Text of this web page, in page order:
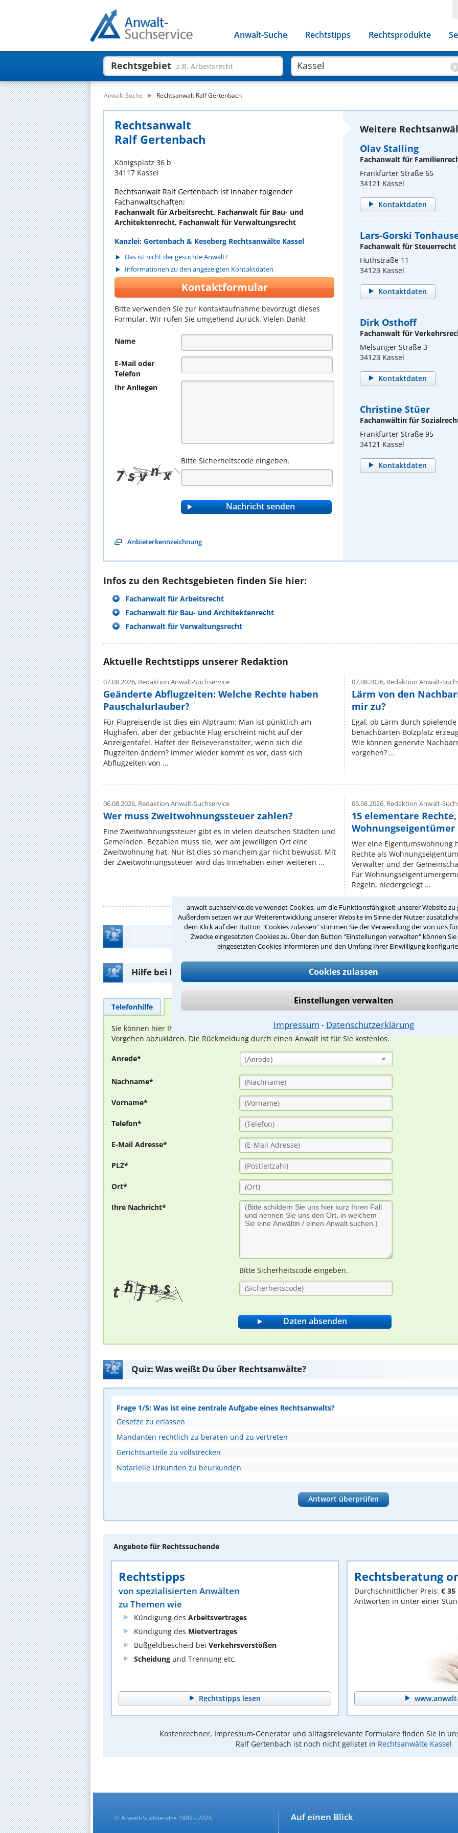
anwalt-suchservice.de verwendet Cookies, um die Funktionsfähigkeit unserer Website zu
Außerdem setzen wir zur Weiterentwicklung unserer Website im Sinne der Nutzer
dem Klick auf den Button "Cookies zulassen" stimmen Sie der Verwendung der von uns
Zwecke eingesetzten Cookies zu. Über den Button "Einstellungen verwalten" können
eingesetzten Cookies informieren und den Umfang Ihrer Einwilligung
Cookies zulassen
Einstellungen verwalten
Impressum ⁃ Datenschutzerklärung
Anwalt-Suche Rechtstipps Rechtsprodukte
Rechtsgebiet z.B. Arbeitsrecht
Anwalt-Suche Rechtsanwalt Ralf Gertenbach
Rechtsanwalt
Ralf Gertenbach
Königsplatz 36 b
34117 Kassel
Rechtsanwalt Ralf Gertenbach ist Inhaber folgender
Fachanwaltschaften:
Fachanwalt für Arbeitsrecht, Fachanwalt für Bau- und
Architektenrecht, Fachanwalt für Verwaltungsrecht
Kanzlei: Gertenbach & Keseberg Rechtsanwälte Kassel
Das ist nicht der gesuchte Anwalt?
Informationen zu den angezeigten Kontaktdaten
Kontaktformular
Bitte verwenden Sie zur Kontaktaufnahme bevorzugt dieses
Formular. Wir rufen Sie umgehend zurück. Vielen Dank!
Name
E-Mail oder
Telefon
Ihr Anliegen
Bitte Sicherheitscode eingeben.
Anbieterkennzeichnung
Weitere
Olav Stalling
Fachanwalt für
Frankfurter Straße 65
34121 Kassel
Kontaktdaten
Lars-Gorski
Fachanwalt für Steuerrecht
Huthstraße 11
34123 Kassel
Kontaktdaten
Dirk Osthoff
Fachanwalt für
Melsunger Straße 3
34123 Kassel
Kontaktdaten
Christine Stüer
Fachanwältin für
Frankfurter Straße 95
34121 Kassel
Kontaktdaten
Infos zu den Rechtsgebieten finden Sie hier:
Fachanwalt für Arbeitsrecht
Fachanwalt für Bau- und Architektenrecht
Fachanwalt für Verwaltungsrecht
Aktuelle Rechtstipps unserer Redaktion
07.08.2026, Redaktion Anwalt-Suchservice
Geänderte Abflugzeiten: Welche Rechte haben
Pauschalurlauber?
Für Flugreisende ist dies ein Alptraum: Man ist pünktlich am
Flughafen, aber der gebuchte Flug erscheint nicht auf der
Anzeigentafel. Haftet der Reiseveranstalter, wenn sich die
Flugzeiten ändern? Immer wieder kommt es vor, dass sich
Abflugzeiten von ...
07.08.2026,Redaktion Anwalt-
Lärm von den
mir zu?
Egal, ob Lärm durch
benachbarten Bolzplatz
Wie können genervte
vorgehen? ...
06.08.2026, Redaktion Anwalt-Suchservice
Wer muss Zweitwohnungssteuer zahlen?
Eine Zweitwohnungssteuer gibt es in vielen deutschen Städten und
Gemeinden. Bezahlen muss sie, wer am jeweiligen Ort eine
Zweitwohnung hat. Nur ist dies so manchem gar nicht bewusst. Mit
der Zweitwohnungssteuer wird das Innehaben einer weiteren ...
06.08.2026,Redaktion Anwalt-
15 elementare
Wer eine Eigentumswohnung
Rechte als
Verwalter und der
Für
Regeln, niedergelegt ...
Teste Dein Rechtswissen
Hilfe bei Ihrer Anwaltsuche?
Telefonhilfe Beratungsanfrage
Sie können hier Ihren Fall schildern. Anschließend werden sich spezialisierte Rechtsanwälte bei
Vorgehen abzuklären. Die Rückmeldung durch einen Anwalt ist für Sie kostenlos.
Anrede* (Anrede)
Nachname*
Vorname*
Telefon*
E-Mail Adresse*
PLZ*
Ort*
Ihre Nachricht*
Bitte Sicherheitscode eingeben.
Quiz: Was weißt Du über Rechtsanwälte?
Frage 1/5: Was ist eine zentrale Aufgabe eines Rechtsanwalts?
Gesetze zu erlassen
Mandanten rechtlich zu beraten und zu vertreten
Gerichtsurteile zu vollstrecken
Notarielle Urkunden zu beurkunden
Antwort überprüfen
Angebote für Rechtssuchende
Rechtstipps
von spezialisierten Anwälten
zu Themen wie
Kündigung des Arbeitsvertrages
Kündigung des Mietvertrages
Bußgeldbescheid bei Verkehrsverstößen
Scheidung und Trennung etc.
Rechtstipps lesen
Rechtsberatung
Durchschnittlicher Preis: € 35
Antworten in unter einer
Kostenrechner, Impressum-Generator und alltagsrelevante Formulare finden Sie in
Ralf Gertenbach ist noch nicht gelistet in Rechtsanwälte Kassel
Auf einen Blick
© Anwalt-Suchservice 1989 - 2026